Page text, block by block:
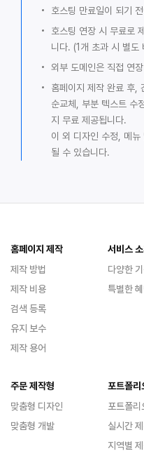
호스팅 만료일이 되기
호스팅 연장 시 무료로
니다. (1개 초과 시 별도
외부 도메인은 직접 연
홈페이지 제작 완료 후,
순교체, 부분 텍스트 수
지 무료 제공됩니다.
이 외 디자인 수정, 메
될 수 있습니다.
홈페이지 제작
제작 방법
제작 비용
검색 등록
유지 보수
제작 용어
서비스 소
다양한
특별한
주문 제작형
맞춤형 디자인
맞춤형 개발
포트폴리
포트폴리
실시간
지역별